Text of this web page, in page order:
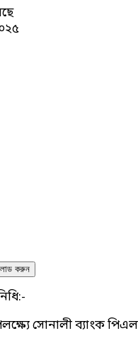
করুন
সোনালী ব্যাংক